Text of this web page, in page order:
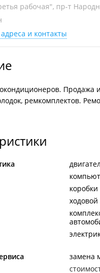
рабочая", пр-т
и контакты
Продажа
ремкомплектов.
ходовой
замена